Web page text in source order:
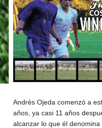
Andrés Ojeda comenzó a
años, ya casi 11 años
alcanzar lo que él denomina